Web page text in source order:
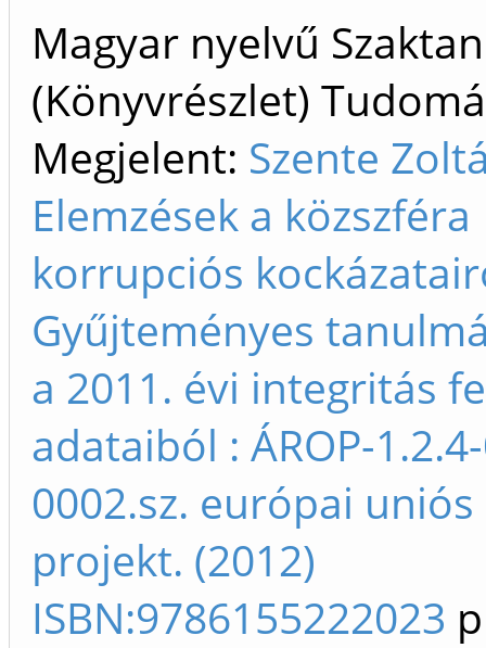
Magyar nyelvű
(Könyvrészlet)
Megjelent: Szente
Elemzések a közszféra
korrupciós
Gyűjteményes
a 2011. évi integritás
adataiból : ÁROP-
0002.sz. európai
projekt. (2012)
ISBN:9786155222023